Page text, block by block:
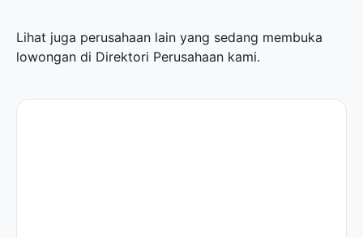
Lihat juga perusahaan lain yang sedang membuka
lowongan di Direktori Perusahaan kami.